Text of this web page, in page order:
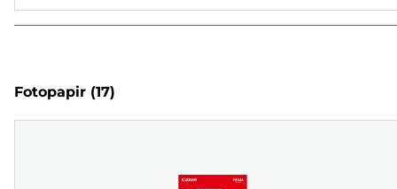
Fotopapir (17)